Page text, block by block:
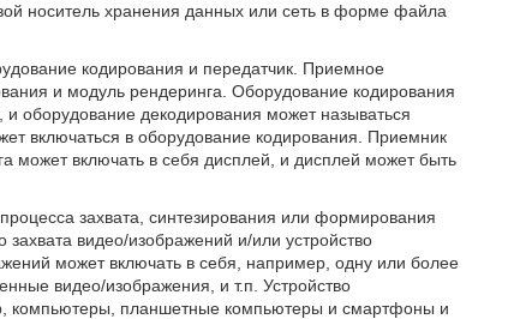
носитель хранения данных или сеть в форме файла
кодирования и передатчик. Приемное
и модуль рендеринга. Оборудование кодирования
оборудование декодирования может называться
включаться в оборудование кодирования. Приемник
может включать в себя дисплей, и дисплей может быть
захвата, синтезирования или формирования
видео/изображений и/или устройство
может включать в себя, например, одну или более
видео/изображения, и т.п. Устройство
компьютеры, планшетные компьютеры и смартфоны и